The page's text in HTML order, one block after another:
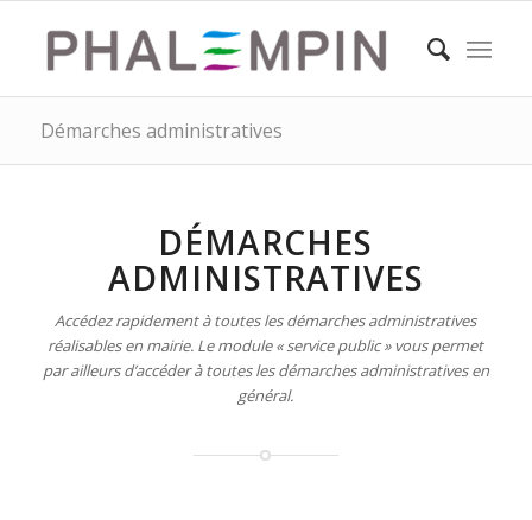
Démarches administratives
DÉMARCHES
ADMINISTRATIVES
Accédez rapidement à toutes les démarches administratives
réalisables en mairie. Le module « service public » vous permet
par ailleurs d’accéder à toutes les démarches administratives en
général.